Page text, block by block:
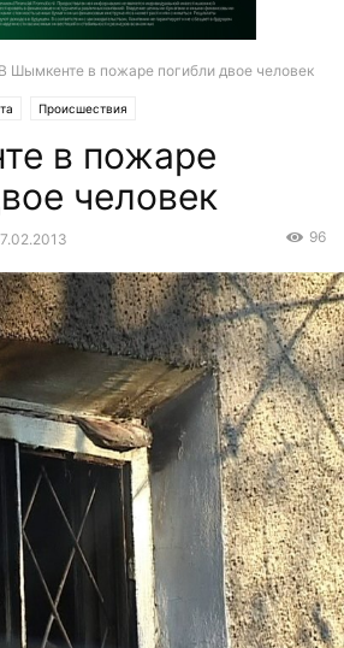
В Шымкенте в пожаре погибли двое человек
Происшествия
в пожаре
человек
96